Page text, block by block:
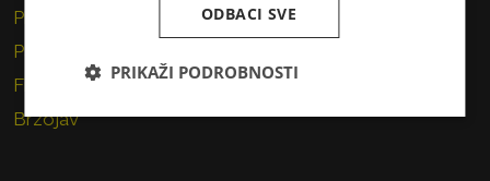
Pismo
Paket
Financijske usluge
Brzojav
ODBACI SVE
PRIKAŽI PODROBNOSTI